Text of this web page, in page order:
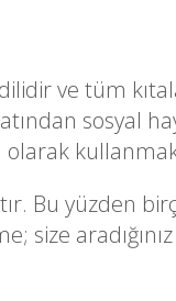
ve tüm
sosyal
olarak
Bu yüzden
size